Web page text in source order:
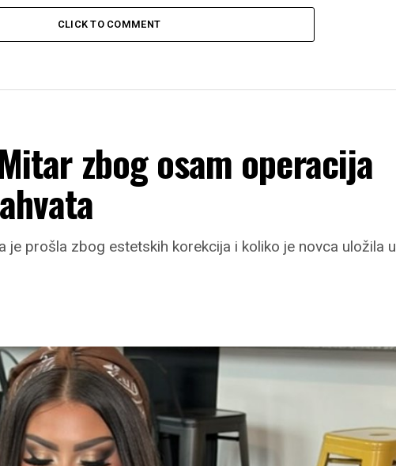
CLICK TO COMMENT
zbog osam operacija
je prošla zbog estetskih korekcija i koliko je novca uložila u